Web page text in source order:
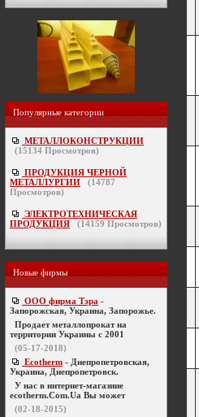
Популярные категории
МЕТАЛЛОКОНСТРУКЦИИ
(15134 Просмотров)
ПРОДУКЦИЯ ЧЕРНОЙ
МЕТАЛЛУРГИИ
(14787
Просмотров)
ЭЛЕКТРОТЕХНИЧЕСКАЯ
ПРОДУКЦИЯ
(14159 Просмотров)
Новые фирмы
ООО фирма Тэра -
Запорожская, Украина, Запорожье.
Продает металлопрокат на
территории Украины с 2001
(05-17-2018)
Ecotherm - Днепропетровская,
Украина, Днепропетровск.
У нас в интернет-магазине
ecotherm.Com.Ua Вы может
(02-18-2015)